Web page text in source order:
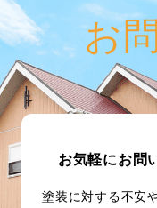
お
お気軽にお問
塗装に対する不安